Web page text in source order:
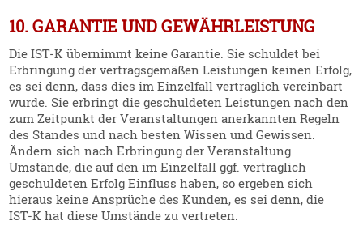
10. GARANTIE UND GEWÄHRLEISTUNG
Die IST‑K übernimmt keine Garantie. Sie schuldet bei
Erbringung der vertrags­ge­mäßen Leistungen keinen Erfolg,
es sei denn, dass dies im Einzelfall vertraglich vereinbart
wurde. Sie erbringt die geschul­deten Leistungen nach den
zum Zeitpunkt der Veran­stal­tungen anerkannten Regeln
des Standes und nach besten Wissen und Gewissen.
Ändern sich nach Erbringung der Veran­staltung
Umstände, die auf den im Einzelfall ggf. vertraglich
geschul­deten Erfolg Einfluss haben, so ergeben sich
hieraus keine Ansprüche des Kunden, es sei denn, die
IST‑K hat diese Umstände zu vertreten.